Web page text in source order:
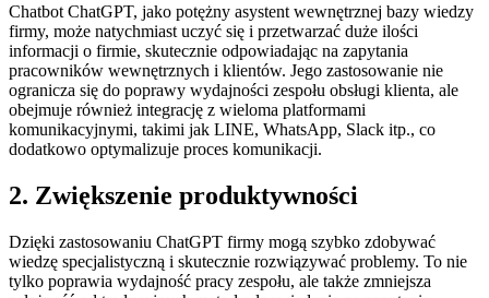
Chatbot ChatGPT, jako potężny asystent wewnętrznej bazy wiedzy
firmy, może natychmiast uczyć się i przetwarzać duże ilości
informacji o firmie, skutecznie odpowiadając na zapytania
pracowników wewnętrznych i klientów. Jego zastosowanie nie
ogranicza się do poprawy wydajności zespołu obsługi klienta, ale
obejmuje również integrację z wieloma platformami
komunikacyjnymi, takimi jak LINE, WhatsApp, Slack itp., co
dodatkowo optymalizuje proces komunikacji.
2. Zwiększenie produktywności
Dzięki zastosowaniu ChatGPT firmy mogą szybko zdobywać
wiedzę specjalistyczną i skutecznie rozwiązywać problemy. To nie
tylko poprawia wydajność pracy zespołu, ale także zmniejsza